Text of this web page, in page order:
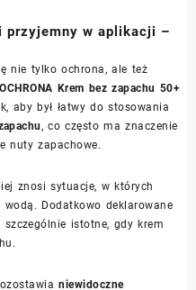
przyjemny w aplikacji –
nie tylko ochrona, ale też
Krem bez zapachu 50+
aby był łatwy do stosowania
, co często ma znaczenie
nuty zapachowe.
znosi sytuacje, w których
Dodatkowo deklarowane
szczególnie istotne, gdy krem
niewidoczne